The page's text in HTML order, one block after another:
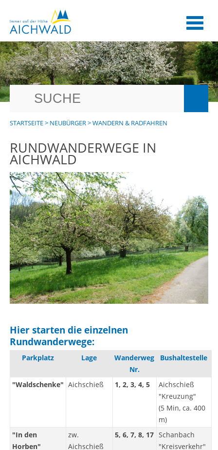
STARTSEITE> NEUBÜRGER>WANDERN & RADFAHREN
RUNDWANDERWEGE IN
AICHWALD
Hier starten die einzelnen
Rundwanderwege:
Parkplatz Lage
Wanderweg
Nr.
Bushaltestelle
"Waldschenke" Aichschieß 1, 2, 3, 4, 5
Aichschieß
"Kreuzung"
(5 Min, ca. 400
m)
"In den
Horben"
zw.
Aichschieß
5, 6, 7, 8, 17 Schanbach
"Kreisverkehr"